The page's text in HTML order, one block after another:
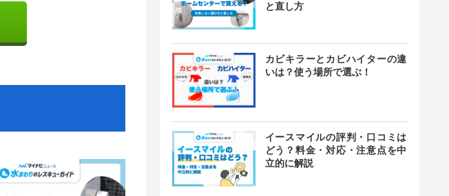
と直し方
カビキラーとカビハイターの違
いは？使う場所で選ぶ！
イースマイルの評判・口コミは
どう？料金・対応・注意点を中
立的に解説